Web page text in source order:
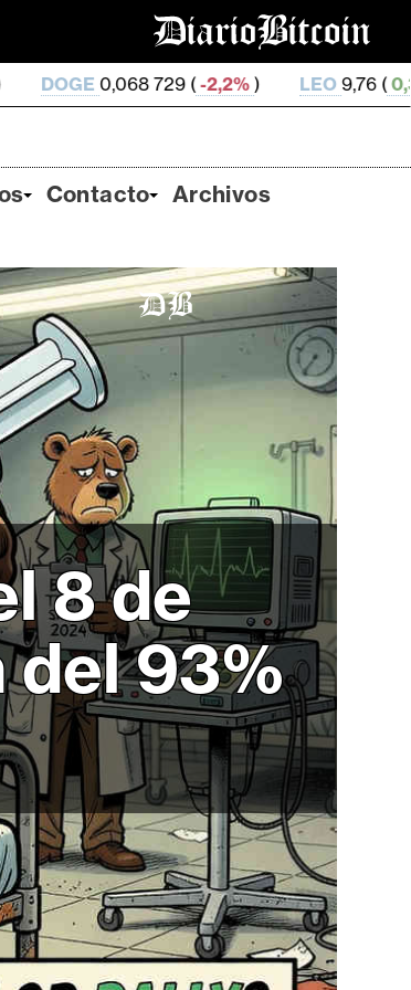
729 (-2,2%) LEO 9,76 (0,31%) ZEC
Contacto Archivos
8 de
del 93%